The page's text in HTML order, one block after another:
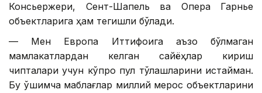
Консьержери, Сент-Шапель ва Опера Гарнье
объектларига ҳам тегишли бўлади.
— Мен Европа Иттифоқига аъзо бўлмаган
мамлакатлардан келган сайёҳлар кириш
чипталари учун кўпроқ пул тўлашларини истайман.
Бу қўшимча маблағлар миллий мерос объектларини